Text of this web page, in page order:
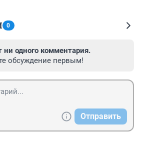
0
ни одного комментария.
обсуждение первым!
Отправить